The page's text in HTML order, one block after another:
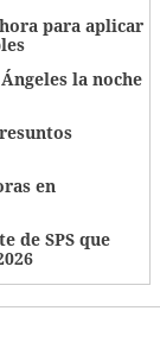
para aplicar
la noche
en
de SPS que